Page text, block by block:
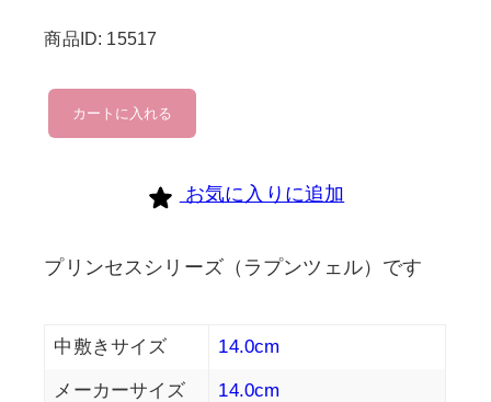
商品ID: 15517
moonstar
個
カートに入れる
お気に入りに追加
プリンセスシリーズ（ラプンツェル）です
中敷きサイズ 14.0cm
メーカーサイズ 14.0cm